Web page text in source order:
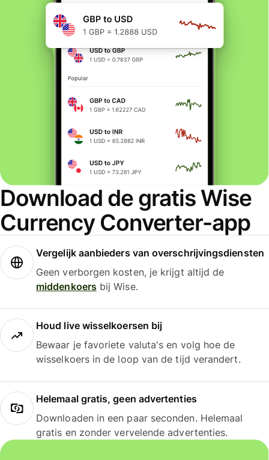
Download de gratis Wise
Currency Converter-app
Vergelijk aanbieders van overschrijvingsdiensten
Geen verborgen kosten, je krijgt altijd de
middenkoersbij Wise.
Houd live wisselkoersen bij
Bewaar je favoriete valuta's en volg hoe de
wisselkoers in de loop van de tijd verandert.
Helemaal gratis, geen advertenties
Downloaden in een paar seconden. Helemaal
gratis en zonder vervelende advertenties.